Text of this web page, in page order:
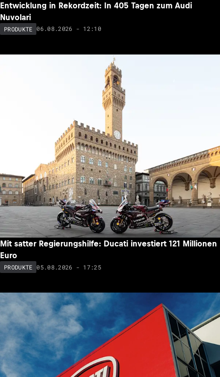
Entwicklung in Rekordzeit: In 405 Tagen zum Audi
Nuvolari
PRODUKTE 06.08.2026 - 12:10
Mit satter Regierungshilfe: Ducati investiert 121 Millionen
Euro
PRODUKTE 05.08.2026 - 17:25